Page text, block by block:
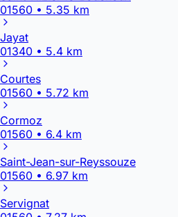
01560 • 5.35 km
Jayat
01340 • 5.4 km
Courtes
01560 • 5.72 km
Cormoz
01560 • 6.4 km
Saint-Jean-sur-Reyssouze
01560 • 6.97 km
Servignat